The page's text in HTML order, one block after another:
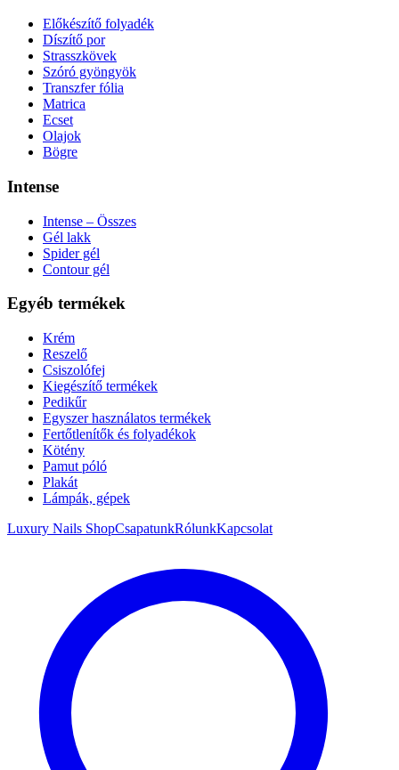
Előkészítő folyadék
Díszítő por
Strasszkövek
Szóró gyöngyök
Transzfer fólia
Matrica
Ecset
Olajok
Bögre
Intense
Intense – Összes
Gél lakk
Spider gél
Contour gél
Egyéb termékek
Krém
Reszelő
Csiszolófej
Kiegészítő termékek
Pedikűr
Egyszer használatos termékek
Fertőtlenítők és folyadékok
Kötény
Pamut póló
Plakát
Lámpák, gépek
Luxury Nails ShopCsapatunkRólunkKapcsolat